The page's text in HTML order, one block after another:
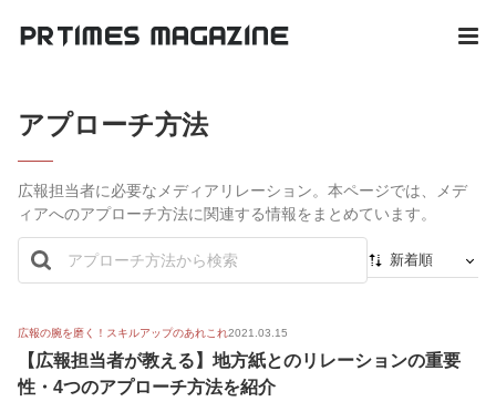
アプローチ方法
広報担当者に必要なメディアリレーション。本ページでは、メデ
ィアへのアプローチ方法に関連する情報をまとめています。
新着順
人気順
広報の腕を磨く！スキルアップのあれこれ2021.03.15
【広報担当者が教える】地方紙とのリレーションの重要
性・4つのアプローチ方法を紹介